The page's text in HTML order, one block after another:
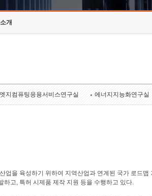
개
엣지컴퓨팅응용서비스연구실 에너지지능화연구실
업을 육성하기 위하여 지역산업과 연계된 국가 로드
하고, 특허 시제품 제작 지원 등을 수행하고 있다.